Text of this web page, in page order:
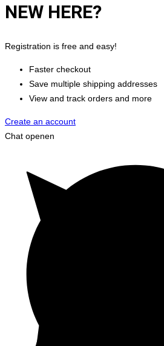
NEW HERE?
Registration is free and easy!
Faster checkout
Save multiple shipping addresses
View and track orders and more
Create an account
Chat openen